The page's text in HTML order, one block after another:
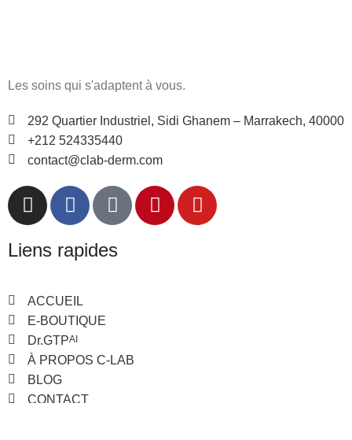
Les soins qui s'adaptent à vous.
292 Quartier Industriel, Sidi Ghanem – Marrakech, 40000
+212 524335440
contact@clab-derm.com
Liens rapides
ACCUEIL
E-BOUTIQUE
Dr.GTPAI
À PROPOS C-LAB
BLOG
CONTACT